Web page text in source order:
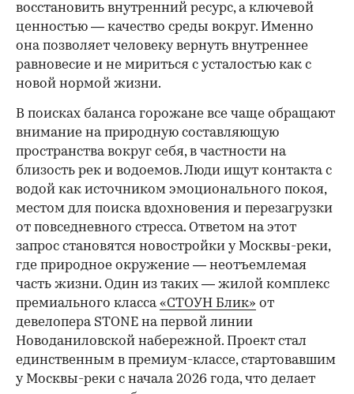
восстановить внутренний ресурс, а ключевой
ценностью — качество среды вокруг. Именно
она позволяет человеку вернуть внутреннее
равновесие и не мириться с усталостью как с
новой нормой жизни.
В поисках баланса горожане все чаще обращают
внимание на природную составляющую
пространства вокруг себя, в частности на
близость рек и водоемов. Люди ищут контакта с
водой как источником эмоционального покоя,
местом для поиска вдохновения и перезагрузки
от повседневного стресса. Ответом на этот
запрос становятся новостройки у Москвы-реки,
где природное окружение — неотъемлемая
часть жизни. Один из таких — жилой комплекс
премиального класса«СТОУН Блик» от
девелопера STONE на первой линии
Новоданиловской набережной. Проект стал
единственным в премиум-классе, стартовавшим
у Москвы-реки с начала 2026 года, что делает